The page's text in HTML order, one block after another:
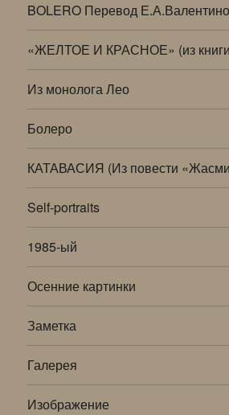
BOLERO Перевод
«ЖЕЛТОЕ И КРАСНОЕ» (из
Из монолога Лео
Болеро
КАТАВАСИЯ (Из повести
Self-portraits
1985-ый
Осенние картинки
Заметка
Галерея
Изображение